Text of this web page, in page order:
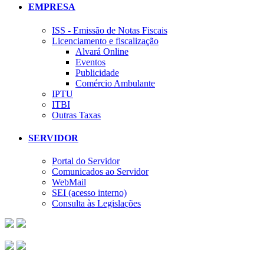
EMPRESA
ISS - Emissão de Notas Fiscais
Licenciamento e fiscalização
Alvará Online
Eventos
Publicidade
Comércio Ambulante
IPTU
ITBI
Outras Taxas
SERVIDOR
Portal do Servidor
Comunicados ao Servidor
WebMail
SEI (acesso interno)
Consulta às Legislações